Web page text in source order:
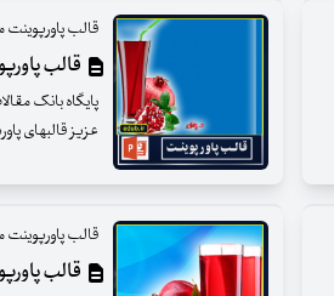
قالب پاورپوینت
قالب
پایگاه بانک
عزیز قالبهای
قالب پاورپوینت
قالب